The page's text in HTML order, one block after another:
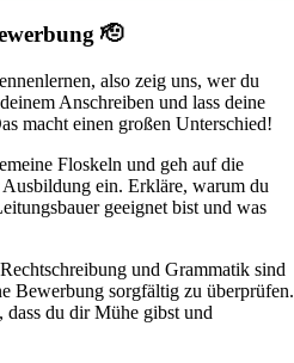
🫡
also zeig uns, wer du
Anschreiben und lass deine
macht einen großen Unterschied!
Floskeln und geh auf die
ein. Erkläre, warum du
geeignet bist und was
und Grammatik sind
Bewerbung sorgfältig zu überprüfen.
du dir Mühe gibst und